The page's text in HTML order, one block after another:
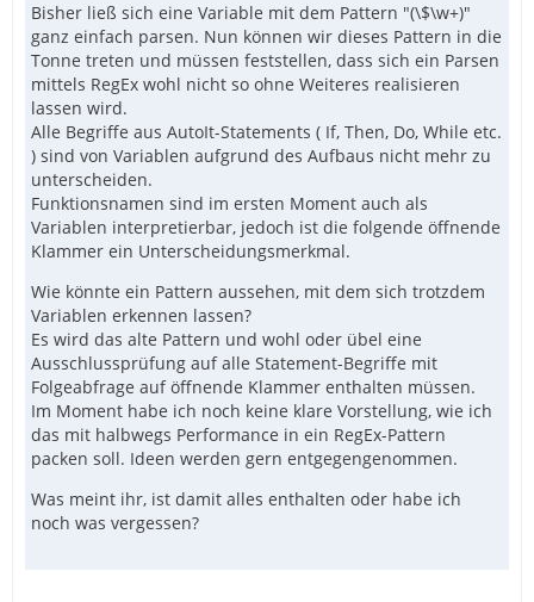
Bisher ließ sich eine Variable mit dem Pattern "(\$\w+)"
ganz einfach parsen. Nun können wir dieses Pattern in die
Tonne treten und müssen feststellen, dass sich ein Parsen
mittels RegEx wohl nicht so ohne Weiteres realisieren
lassen wird.
Alle Begriffe aus AutoIt-Statements ( If, Then, Do, While etc.
) sind von Variablen aufgrund des Aufbaus nicht mehr zu
unterscheiden.
Funktionsnamen sind im ersten Moment auch als
Variablen interpretierbar, jedoch ist die folgende öffnende
Klammer ein Unterscheidungsmerkmal.
Wie könnte ein Pattern aussehen, mit dem sich trotzdem
Variablen erkennen lassen?
Es wird das alte Pattern und wohl oder übel eine
Ausschlussprüfung auf alle Statement-Begriffe mit
Folgeabfrage auf öffnende Klammer enthalten müssen.
Im Moment habe ich noch keine klare Vorstellung, wie ich
das mit halbwegs Performance in ein RegEx-Pattern
packen soll. Ideen werden gern entgegengenommen.
Was meint ihr, ist damit alles enthalten oder habe ich
noch was vergessen?